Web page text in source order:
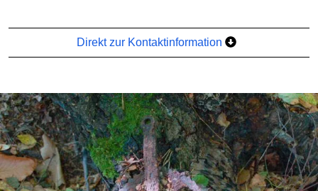
Direkt zur Kontaktinformation